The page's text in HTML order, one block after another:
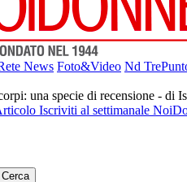
News Foto&Video Nd
una specie di recensione - di
Iscriviti al settimanale